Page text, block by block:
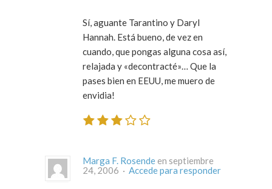
Sí, aguante Tarantino y Daryl
Hannah. Está bueno, de vez en
cuando, que pongas alguna cosa así,
relajada y «decontracté»… Que la
pases bien en EEUU, me muero de
envidia!
Marga F. Rosende en septiembre
24, 2006 · Accede para responder